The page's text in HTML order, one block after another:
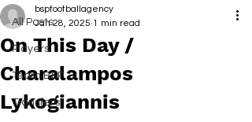
All Posts
Players
Team BSP
Transfers
On This Day /
Charalampos
Lykogiannis
bspfootballagency
Jan 28, 2025 1 min read